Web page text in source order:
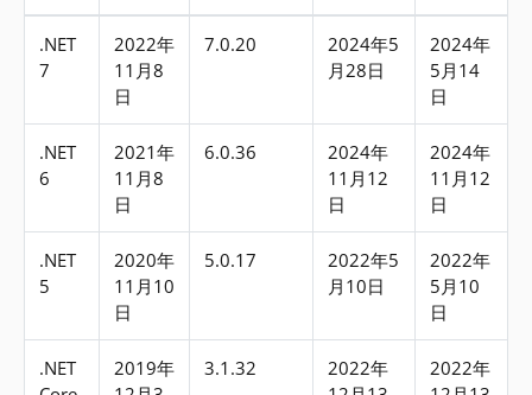
.NET
7
2022年
11月8
日
7.0.20
2024年5
月28日
2024年
5月14
日
.NET
6
2021年
11月8
日
6.0.36
2024年
11月12
日
2024年
11月12
日
.NET
5
2020年
11月10
日
5.0.17
2022年5
月10日
2022年
5月10
日
.NET
2019年
3.1.32
2022年
2022年